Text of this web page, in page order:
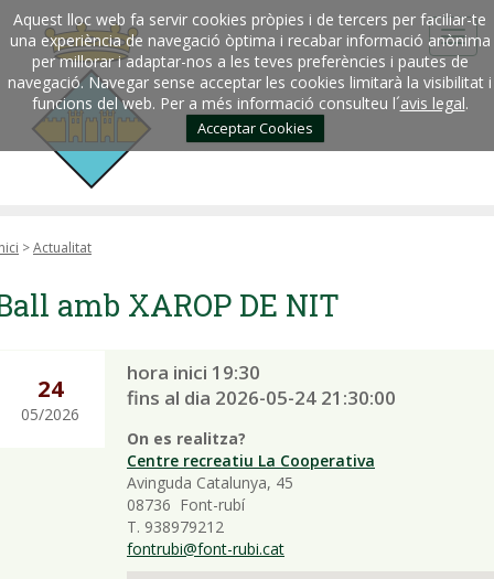
Aquest lloc web fa servir cookies pròpies i de tercers per faciliar-te
una experiència de navegació òptima i recabar informació anònima
per millorar i adaptar-nos a les teves preferències i pautes de
navegació. Navegar sense acceptar les cookies limitarà la visibilitat i
funcions del web. Per a més informació consulteu l´avis legal.
Acceptar Cookies
>Actualitat
amb XAROP DE NIT
24
05/2026
hora inici 19:30
fins al dia 2026-05-24 21:30:00
On es realitza?
Centre recreatiu La Cooperativa
Avinguda Catalunya, 45
08736 Font-rubí
T. 938979212
fontrubi@font-rubi.cat